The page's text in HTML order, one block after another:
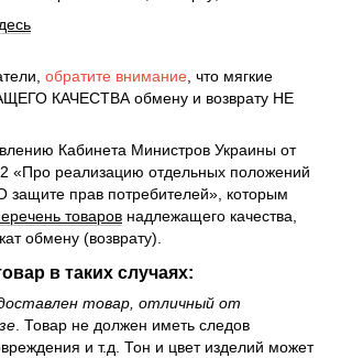
обратите внимание, что мягкие
КАЧЕСТВА обмену и возврату НЕ
Кабинета Министров Украины от
«Про реализацию отдельных положений
защите прав потребителей», которым
товаров надлежащего качества,
обмену (возврату).
в таких случаях:
товар, отличный от
. Товар не должен иметь следов
и т.д. Тон и цвет изделий может